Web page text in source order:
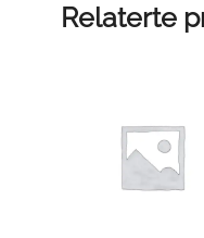
Relaterte